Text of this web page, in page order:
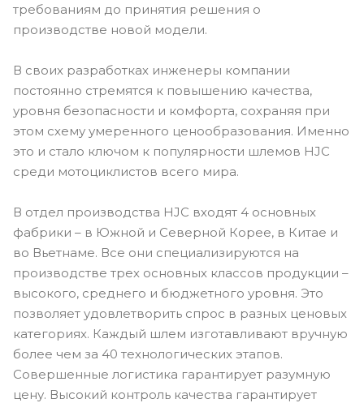
требованиям до принятия решения о
производстве новой модели.
В своих разработках инженеры компании
постоянно стремятся к повышению качества,
уровня безопасности и комфорта, сохраняя при
этом схему умеренного ценообразования. Именно
это и стало ключом к популярности шлемов HJC
среди мотоциклистов всего мира.
В отдел производства HJC входят 4 основных
фабрики – в Южной и Северной Корее, в Китае и
во Вьетнаме. Все они специализируются на
производстве трех основных классов продукции –
высокого, среднего и бюджетного уровня. Это
позволяет удовлетворить спрос в разных ценовых
категориях. Каждый шлем изготавливают вручную
более чем за 40 технологических этапов.
Совершенные логистика гарантирует разумную
цену. Высокий контроль качества гарантирует